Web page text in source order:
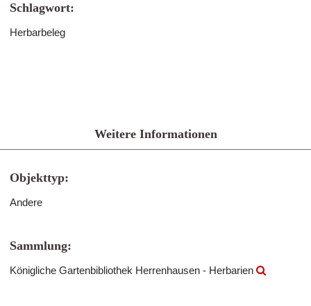
Schlagwort:
Herbarbeleg
Weitere Informationen
Objekttyp:
Andere
Sammlung:
Königliche Gartenbibliothek Herrenhausen - Herbarien